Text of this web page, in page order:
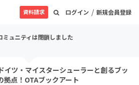
ログイン / 新規会員登録
資料請求
ミュニティは閉鎖しました
イツ・マイスターシューラーと創るブッ
拠点！OTAブックアート